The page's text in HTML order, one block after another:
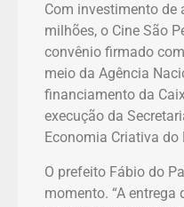
Com investimento de
milhões, o Cine São
convênio firmado
meio da Agência
financiamento da
execução da
Economia Criativa do
O prefeito Fábio do
momento. “A entrega